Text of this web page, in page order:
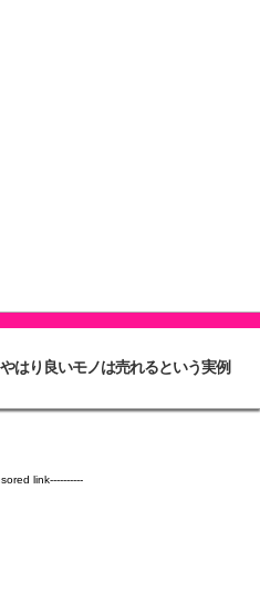
はり良いモノは売れるという実例
link----------